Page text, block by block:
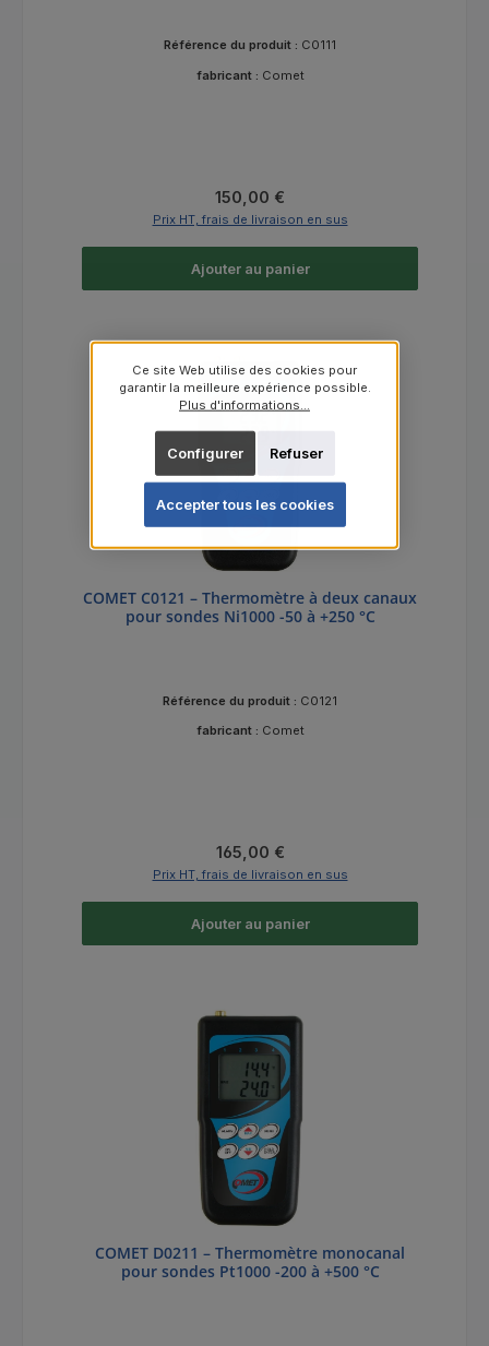
Référence du produit : C0111
fabricant : Comet
Prix régulier :
150,00 €
Prix HT, frais de livraison en sus
Ajouter au panier
COMET C0121 – Thermomètre à deux canaux
pour sondes Ni1000 -50 à +250 °C
Référence du produit : C0121
fabricant : Comet
Prix régulier :
165,00 €
Prix HT, frais de livraison en sus
Ajouter au panier
COMET D0211 – Thermomètre monocanal
pour sondes Pt1000 -200 à +500 °C
Ce site Web utilise des cookies pour
garantir la meilleure expérience possible.
Plus d'informations...
Refuser
Configurer
Accepter tous les cookies